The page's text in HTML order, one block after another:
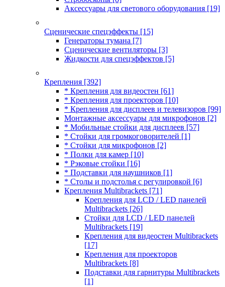
Аксессуары для светового оборудования [19]
Сценические спецэффекты [15]
Генераторы тумана [7]
Сценические вентиляторы [3]
Жидкости для спецэффектов [5]
Крепления [392]
* Крепления для видеостен [61]
* Крепления для проекторов [10]
* Крепления для дисплеев и телевизоров [99]
Монтажные аксессуары для микрофонов [2]
* Мобильные стойки для дисплеев [57]
* Стойки для громкоговорителей [1]
* Стойки для микрофонов [2]
* Полки для камер [10]
* Рэковые стойки [16]
* Подставки для наушников [1]
* Столы и подстолья с регулировкой [6]
Крепления Multibrackets [71]
Крепления для LCD / LED панелей
Multibrackets [26]
Стойки для LCD / LED панелей
Multibrackets [19]
Крепления для видеостен Multibrackets
[17]
Крепления для проекторов
Multibrackets [8]
Подставки для гарнитуры Multibrackets
[1]